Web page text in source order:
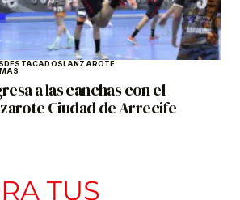
DESTACADOSLANZAROTE
a las canchas con el
Ciudad de Arrecife